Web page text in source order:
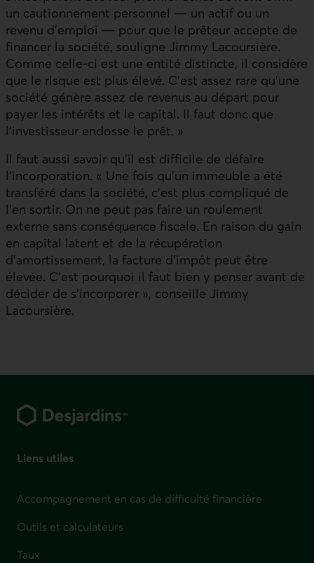
un cautionnement personnel — un actif ou un
revenu d’emploi — pour que le prêteur accepte de
financer la société, souligne Jimmy Lacoursière.
Comme celle-ci est une entité distincte, il considère
que le risque est plus élevé. C’est assez rare qu’une
société génère assez de revenus au départ pour
payer les intérêts et le capital. Il faut donc que
l’investisseur endosse le prêt. »
Il faut aussi savoir qu’il est difficile de défaire
l’incorporation. « Une fois qu’un immeuble a été
transféré dans la société, c’est plus compliqué de
l’en sortir. On ne peut pas faire un roulement
externe sans conséquence fiscale. En raison du gain
en capital latent et de la récupération
d’amortissement, la facture d’impôt peut être
élevée. C’est pourquoi il faut bien y penser avant de
décider de s’incorporer », conseille Jimmy
Lacoursière.
Liens utiles
Accompagnement en cas de difficulté financière
Outils et calculateurs
Taux